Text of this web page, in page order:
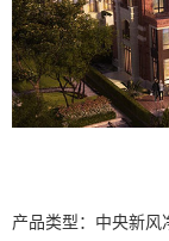
产品类型：中央新风